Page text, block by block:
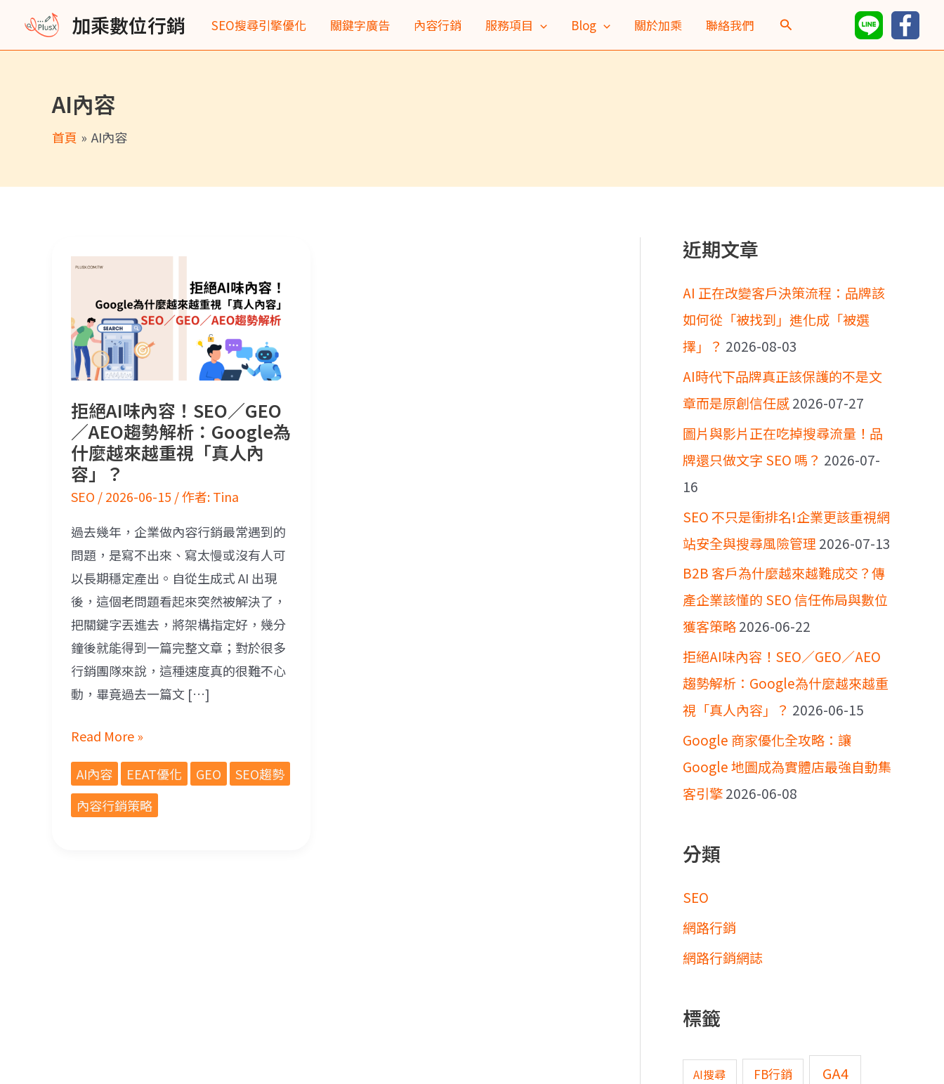
主
加乘數位行銷 SEO搜尋引擎優化 關鍵字廣告 內容行銷 服務項目 Blog 關於加乘 聯絡我們
AI內容
首頁 AI內容
拒絕AI味內容！SEO／GEO
／AEO趨勢解析：Google為
什麼越來越重視「真人內
容」？
SEO /2026-06-15 / 作者:Tina
過去幾年，企業做內容行銷最常遇到的
問題，是寫不出來、寫太慢或沒有人可
以長期穩定產出。自從生成式 AI 出現
後，這個老問題看起來突然被解決了，
把關鍵字丟進去，將架構指定好，幾分
鐘後就能得到一篇完整文章；對於很多
行銷團隊來說，這種速度真的很難不心
動，畢竟過去一篇文 […]
拒絕AI味內容！SEO／GEO／AEO趨勢解析：Google為什麼越來越重視「真人內容」？
Read More »
AI內容 EEAT優化 GEO
SEO趨勢
內容行銷策略
近期文章
AI 正在改變客戶決策流程：品牌該
如何從「被找到」進化成「被選
擇」？ 2026-08-03
AI時代下品牌真正該保護的不是文
章而是原創信任感2026-07-27
圖片與影片正在吃掉搜尋流量！品
牌還只做文字 SEO 嗎？ 2026-07-
16
SEO 不只是衝排名!企業更該重視網
站安全與搜尋風險管理 2026-07-13
B2B 客戶為什麼越來越難成交？傳
產企業該懂的 SEO 信任佈局與數位
獲客策略2026-06-22
拒絕AI味內容！SEO／GEO／AEO
趨勢解析：Google為什麼越來越重
視「真人內容」？ 2026-06-15
Google 商家優化全攻略：讓
Google 地圖成為實體店最強自動集
客引擎2026-06-08
分類
SEO
網路行銷
網路行銷網誌
標籤
AI搜尋 FB行銷 GA4